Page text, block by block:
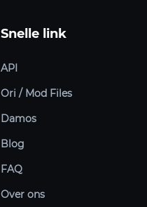
Snelle link
API
Ori / Mod Files
Damos
Blog
FAQ
Over ons